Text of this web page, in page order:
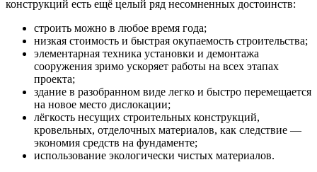
конструкций есть ещё целый ряд несомненных достоинств:
строить можно в любое время года;
низкая стоимость и быстрая окупаемость строительства;
элементарная техника установки и демонтажа
сооружения зримо ускоряет работы на всех этапах
проекта;
здание в разобранном виде легко и быстро перемещается
на новое место дислокации;
лёгкость несущих строительных конструкций,
кровельных, отделочных материалов, как следствие —
экономия средств на фундаменте;
использование экологически чистых материалов.